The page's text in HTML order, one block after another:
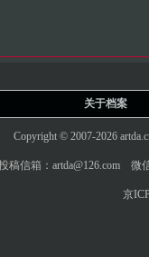
关于档案
Copyright © 2007-2026
稿信箱：artda@126.com 微
京